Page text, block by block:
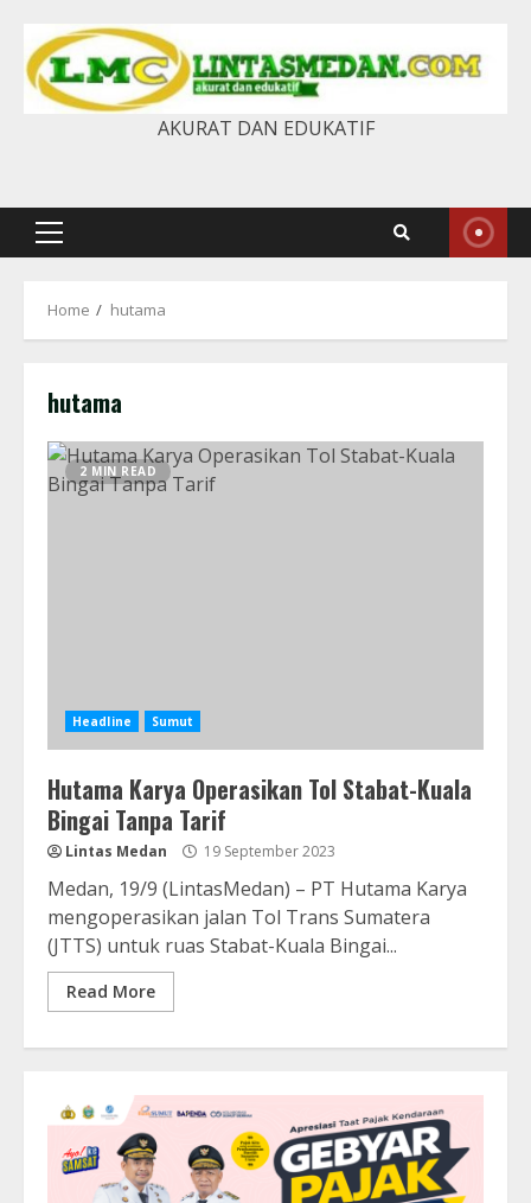
content
AKURAT DAN EDUKATIF
Primary
Home hutama
hutama
2 MIN READ
Headline Sumut
Hutama Karya Operasikan Tol Stabat-Kuala
Bingai Tanpa Tarif
Lintas Medan 19 September 2023
Medan, 19/9 (LintasMedan) – PT Hutama Karya
mengoperasikan jalan Tol Trans Sumatera
(JTTS) untuk ruas Stabat-Kuala Bingai...
Read More